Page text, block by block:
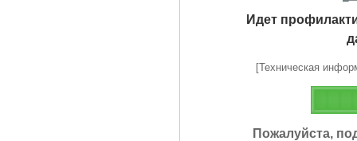
Идет
[Техническая
Пожалуйста,